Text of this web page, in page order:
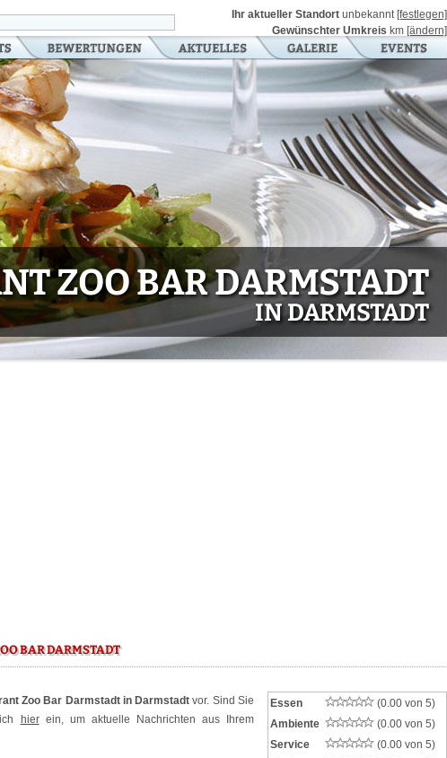
Ihr aktueller Standort unbekannt [festlegen]
Gewünschter Umkreis km [ändern]
ZOO BAR DARMSTADT
IN DARMSTADT
BAR DARMSTADT
Zoo Bar Darmstadt in Darmstadt vor. Sind Sie
hierein, um aktuelle Nachrichten aus Ihrem
Essen
(0.00 von 5)
Ambiente
(0.00 von 5)
Service
(0.00 von 5)